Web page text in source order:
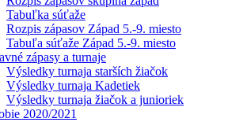
Tabuľka súťaže
Rozpis zápasov Západ 5.-9. miesto
Tabuľa súťaže Západ 5.-9. miesto
zápasy a turnaje
Výsledky turnaja starších žiačok
Výsledky turnaja Kadetiek
Výsledky turnaja žiačok a junioriek
2020/2021